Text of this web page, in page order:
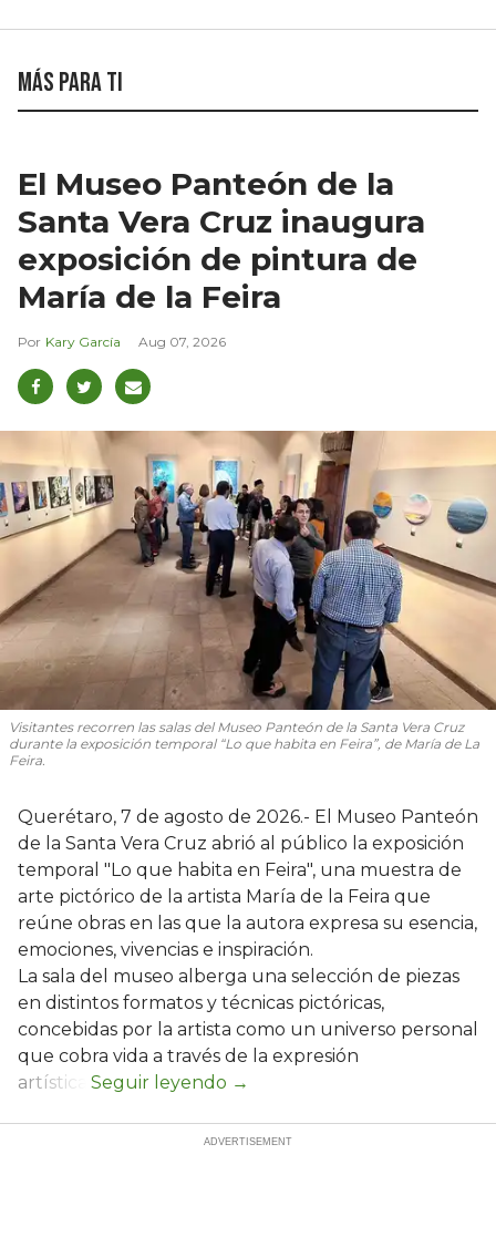
Más para ti
El Museo Panteón de la
Santa Vera Cruz inaugura
exposición de pintura de
María de la Feira
Kary García Aug 07, 2026
Visitantes recorren las salas del Museo Panteón de la Santa Vera Cruz
durante la exposición temporal “Lo que habita en Feira”, de María de La
Feira.
Querétaro, 7 de agosto de 2026.- El Museo Panteón
de la Santa Vera Cruz abrió al público la exposición
temporal "Lo que habita en Feira", una muestra de
arte pictórico de la artista María de la Feira que
reúne obras en las que la autora expresa su esencia,
emociones, vivencias e inspiración.
La sala del museo alberga una selección de piezas
en distintos formatos y técnicas pictóricas,
concebidas por la artista como un universo personal
que cobra vida a través de la expresión
artística.